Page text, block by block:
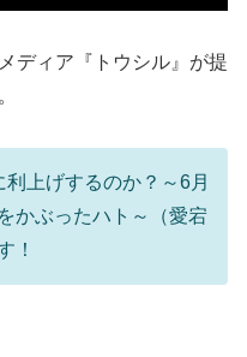
ディア『トウシル』が提
上げするのか？～6月
かぶったハト～（愛宕
！